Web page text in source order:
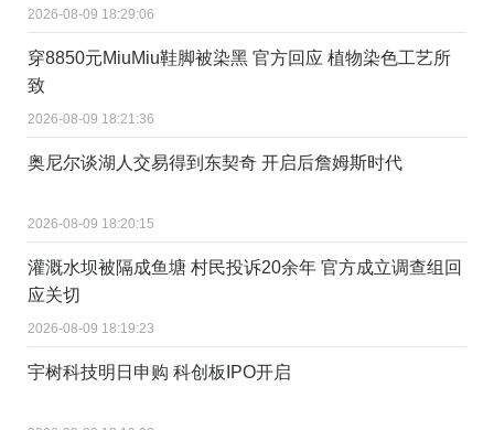
2026-08-09 18:29:06
穿8850元MiuMiu鞋脚被染黑 官方回应 植物染色工艺所
致
2026-08-09 18:21:36
奥尼尔谈湖人交易得到东契奇 开启后詹姆斯时代
2026-08-09 18:20:15
灌溉水坝被隔成鱼塘 村民投诉20余年 官方成立调查组回
应关切
2026-08-09 18:19:23
宇树科技明日申购 科创板IPO开启